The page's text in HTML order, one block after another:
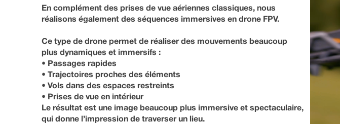
En complément des prises de vue aériennes classiques, nous
réalisons également des séquences immersives en drone FPV.
Ce type de drone permet de réaliser des mouvements beaucoup
plus dynamiques et immersifs :
• Passages rapides
• Trajectoires proches des éléments
• Vols dans des espaces restreints
• Prises de vue en intérieur
Le résultat est une image beaucoup plus immersive et spectaculaire,
qui donne l’impression de traverser un lieu.